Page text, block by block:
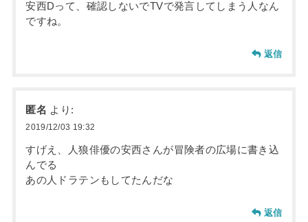
安西Dって、確認しないでTVで発言してしまう人なん
ですね。
返信
匿名 より:
2019/12/03 19:32
すげえ、人狼俳優の安西さんが冒険者の広場に書き込
んでる
あの人ドラテンもしてたんだな
返信